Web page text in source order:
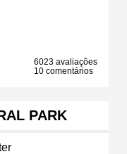
6023 avaliações
10 comentários
PARK